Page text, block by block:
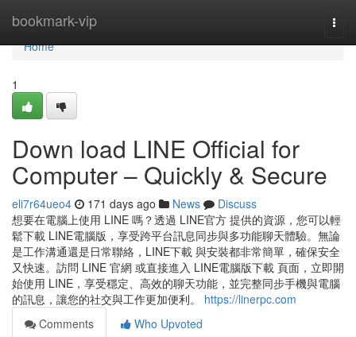
bookmark-vip
Home
Home
1
Down load LINE Official for
Computer – Quickly & Secure
eli7r64ueo4 171 days ago News
Discuss
想要在電腦上使用 LINE 嗎？透過 LINE官方 提供的資源，您可以輕
鬆下載 LINE電腦版，享受跨平台訊息同步與多功能聊天體驗。無論
是工作溝通還是日常聯絡，LINE下載 與安裝都非常簡單，確保安全
又快速。訪問 LINE 官網 或直接進入 LINE電腦版下載 頁面，立即開
始使用 LINE，享受穩定、高效的聊天功能，並完整同步手機與電腦
的訊息，讓您的社交與工作更加便利。 https://linerpc.com
Comments
Who Upvoted